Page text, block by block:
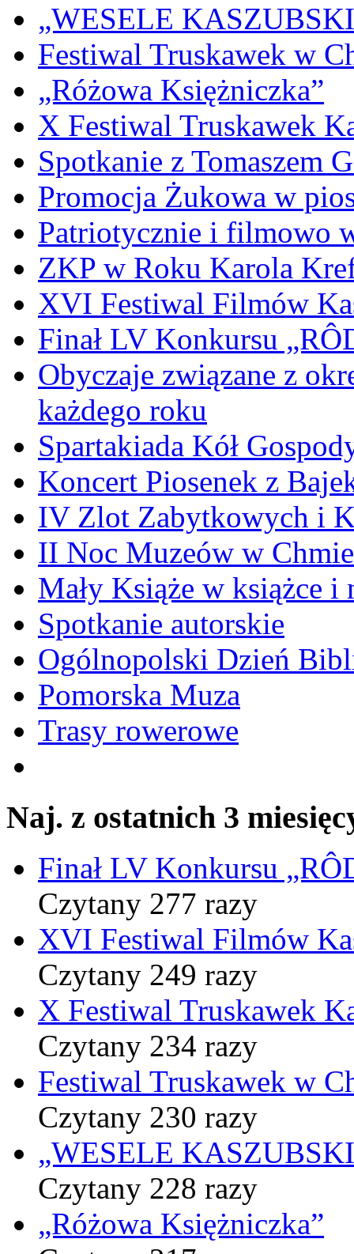
„WESELE
Festiwal Truskawek w
„Różowa Księżniczka”
X Festiwal Truskawek
Spotkanie z Tomaszem
Promocja Żukowa w
Patriotycznie i filmowo
ZKP w Roku Karola
XVI Festiwal Filmów
Finał LV Konkursu
Obyczaje związane z
każdego roku
Spartakiada Kół
Koncert Piosenek z
IV Zlot Zabytkowych i
II Noc Muzeów w
Mały Książe w książce i
Spotkanie autorskie
Ogólnopolski Dzień
Pomorska Muza
Trasy rowerowe
Naj. z ostatnich 3
Finał LV Konkursu
Czytany 277 razy
XVI Festiwal Filmów
Czytany 249 razy
X Festiwal Truskawek
Czytany 234 razy
Festiwal Truskawek w
Czytany 230 razy
„WESELE
Czytany 228 razy
„Różowa Księżniczka”